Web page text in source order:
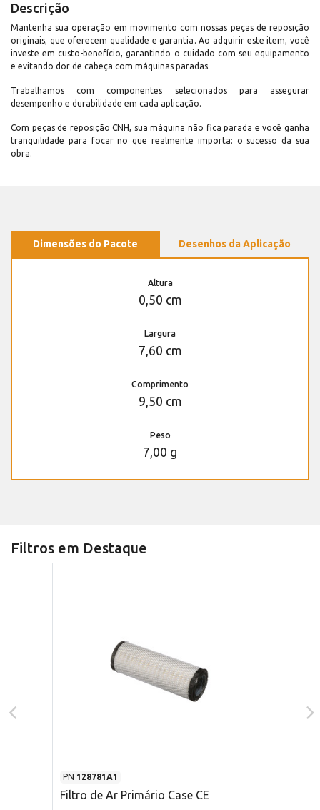
Descrição
Mantenha sua operação em movimento com nossas peças de reposição
originais, que oferecem qualidade e garantia. Ao adquirir este item, você
investe em custo-benefício, garantindo o cuidado com seu equipamento
e evitando dor de cabeça com máquinas paradas.
Trabalhamos com componentes selecionados para assegurar
desempenho e durabilidade em cada aplicação.
Com peças de reposição CNH, sua máquina não fica parada e você ganha
tranquilidade para focar no que realmente importa: o sucesso da sua
obra.
Dimensões do Pacote Desenhos da Aplicação
Altura
0,50 cm
Largura
7,60 cm
Comprimento
9,50 cm
Peso
7,00 g
Filtros em Destaque
PN 128781A1
Filtro de Ar Primário Case CE